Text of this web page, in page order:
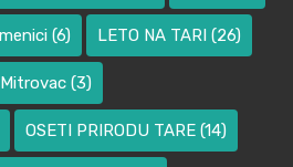
(6) LETO NA TARI (26)
Mitrovac (3)
OSETI PRIRODU TARE (14)